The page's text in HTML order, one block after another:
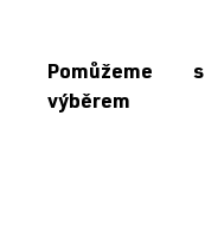
Pomůžeme s
výběrem